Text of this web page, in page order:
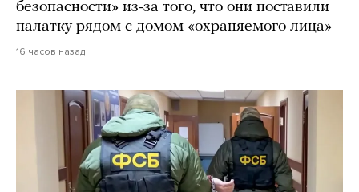
безопасности» из-за того, что они поставили
палатку рядом с домом «охраняемого лица»
16 часов назад